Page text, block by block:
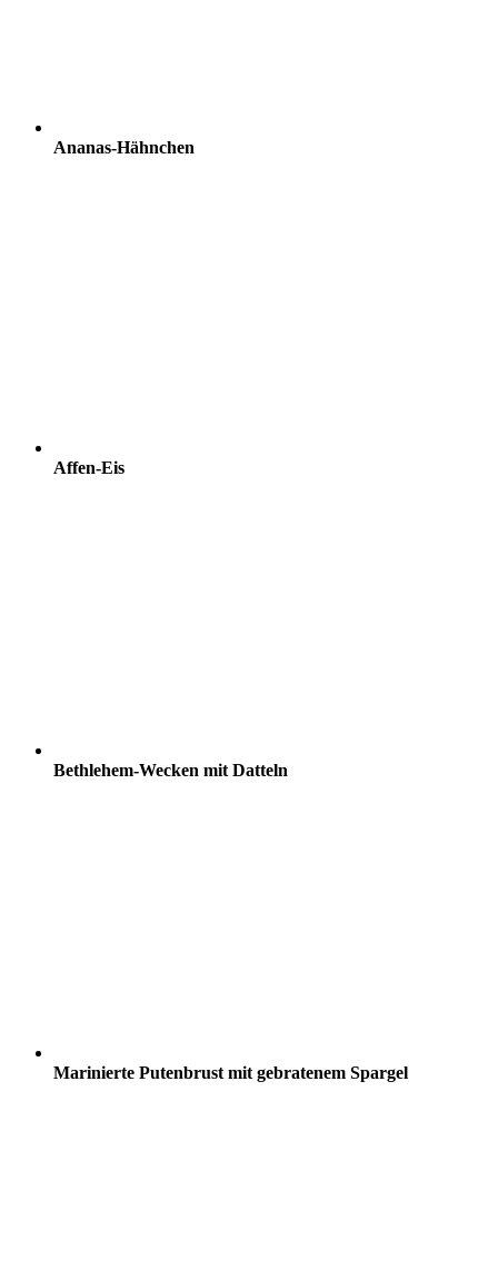
Ananas-Hähnchen
Affen-Eis
Bethlehem-Wecken mit Datteln
Marinierte Putenbrust mit gebratenem Spargel